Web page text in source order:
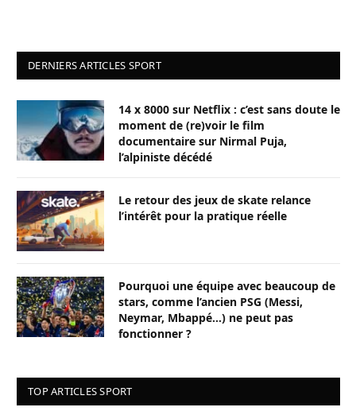
DERNIERS ARTICLES SPORT
14 x 8000 sur Netflix : c’est sans doute le
moment de (re)voir le film
documentaire sur Nirmal Puja,
l’alpiniste décédé
Le retour des jeux de skate relance
l’intérêt pour la pratique réelle
Pourquoi une équipe avec beaucoup de
stars, comme l’ancien PSG (Messi,
Neymar, Mbappé…) ne peut pas
fonctionner ?
TOP ARTICLES SPORT